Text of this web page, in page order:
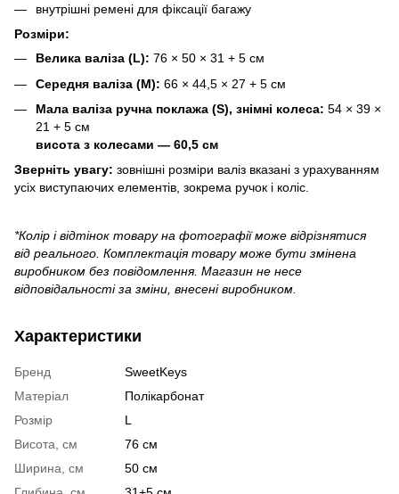
внутрішні ремені для фіксації багажу
Розміри:
Велика валіза (L): 76 × 50 × 31 + 5 см
Середня валіза (M): 66 × 44,5 × 27 + 5 см
Мала валіза ручна поклажа (S), знімні колеса: 54 × 39 ×
21 + 5 см
висота з колесами — 60,5 см
Зверніть увагу: зовнішні розміри валіз вказані з урахуванням
усіх виступаючих елементів, зокрема ручок і коліс.
*Колір і відтінок товару на фотографії може відрізнятися
від реального. Комплектація товару може бути змінена
виробником без повідомлення. Магазин не несе
відповідальності за зміни, внесені виробником.
Характеристики
Бренд
SweetKeys
Матеріал
Полікарбонат
Розмір
L
Висота, см
76 см
Ширина, см
50 см